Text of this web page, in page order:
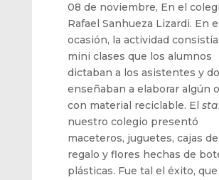
08 de noviembre, En el
Rafael Sanhueza Lizardi. En
ocasión, la actividad
mini clases que los alumnos
dictaban a los asistentes y
enseñaban a elaborar algún
con material reciclable. El
nuestro colegio presentó
maceteros, juguetes, cajas de
regalo y flores hechas de
plásticas. Fue tal el éxito,